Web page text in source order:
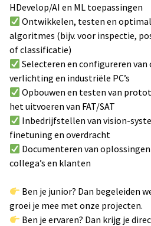
HDevelop/AI en ML toepassingen
Ontwikkelen, testen en
algoritmes (bijv. voor inspectie,
of classificatie)
Selecteren en configureren van
verlichting en industriële PC’s
Opbouwen en testen van
het uitvoeren van FAT/SAT
Inbedrijfstellen van vision-
finetuning en overdracht
Documenteren van
collega’s en klanten
Ben je junior? Dan begeleiden
groei je mee met onze projecten.
Ben je ervaren? Dan krijg je